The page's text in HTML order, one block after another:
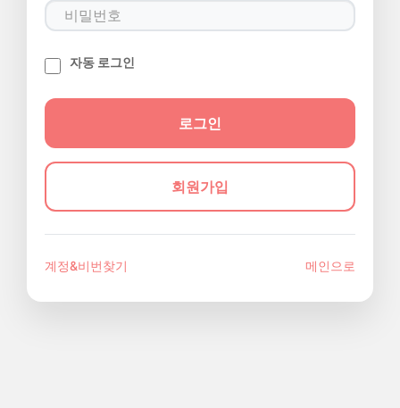
자동 로그인
회원가입
계정&비번찾기 메인으로